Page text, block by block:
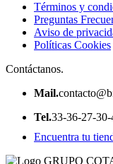
Términos y
Preguntas
Aviso de
Políticas Cookies
Contáctanos.
Mail.
Tel.33-36-27-30-
Encuentra tu